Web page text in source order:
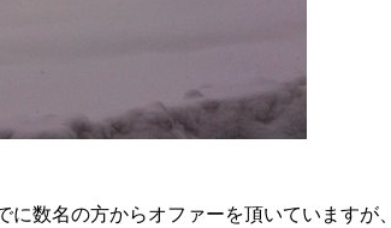
数名の方からオファーを頂いていますが